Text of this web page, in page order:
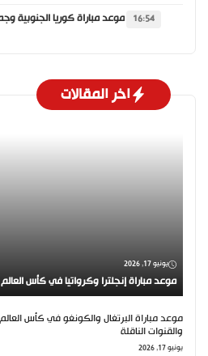
16:54
اخر المقالات
يونيو 17, 2026
موعد مباراة إنجلترا وكرواتيا في كأس العالم 2026 والقنوات الناقلة
والقنوات الناقلة
يونيو 17, 2026